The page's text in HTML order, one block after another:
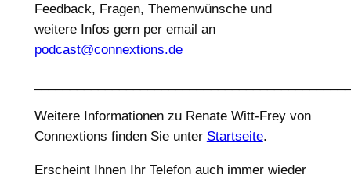
Feedback, Fragen, Themenwünsche und
weitere Infos gern per email an
podcast@connextions.de
Weitere Informationen zu Renate Witt-Frey von
Connextions finden Sie unter Startseite.
Erscheint Ihnen Ihr Telefon auch immer wieder